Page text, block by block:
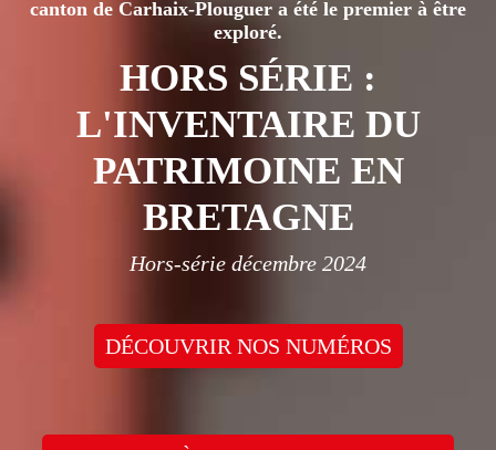
canton de Carhaix-Plouguer a été le premier à être
exploré.
HORS SÉRIE :
L'INVENTAIRE DU
PATRIMOINE EN
BRETAGNE
Hors-série décembre 2024
DÉCOUVRIR NOS NUMÉROS